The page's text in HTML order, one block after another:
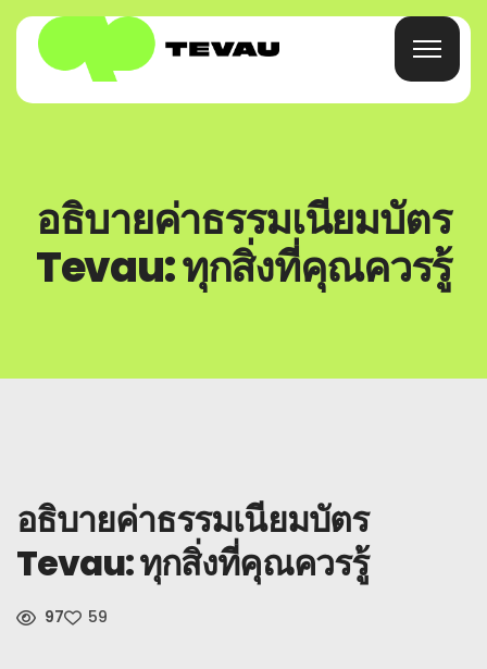
การ์ด
ข่าว
ลงทะเบียน
อธิบายค่าธรรมเนียมบัตร
Tevau: ทุกสิ่งที่คุณควรรู้
อธิบายค่าธรรมเนียมบัตร
Tevau: ทุกสิ่งที่คุณควรรู้
97 59